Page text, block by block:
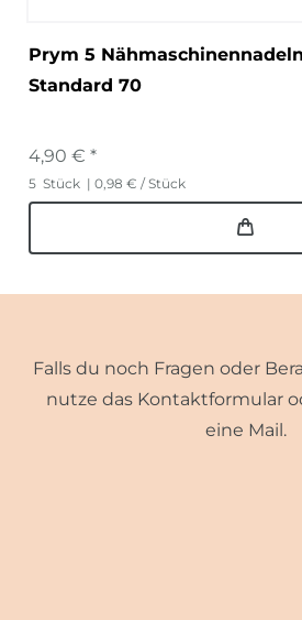
Prym 5
Standard 70
4,90 € *
5 Stück | 0,98 € / Stück
Falls du noch Fragen oder
nutze das Kontaktformular
eine Mail.